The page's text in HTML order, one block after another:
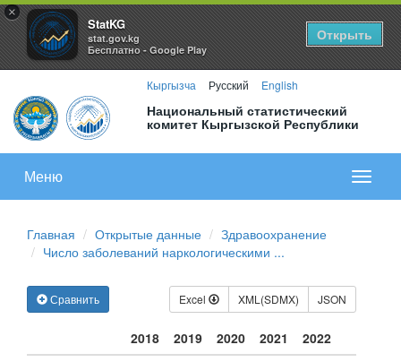
×
StatKG
stat.gov.kg
Бесплатно - Google Play
Открыть
Кыргызча Русский English
Национальный статистический
комитет Кыргызской Республики
меню
Меню
Главная Открытые данные
Здравоохранение
Число заболеваний наркологическими ...
Сравнить Excel XML(SDMX) JSON
2018 2019 2020 2021
2022